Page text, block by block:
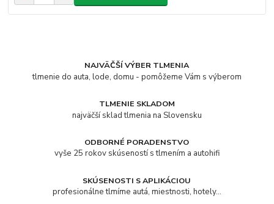
NAJVÄČŠÍ VÝBER TLMENIA
tlmenie do auta, lode, domu - pomôžeme Vám s výberom
TLMENIE SKLADOM
najväčší sklad tlmenia na Slovensku
ODBORNÉ PORADENSTVO
vyše 25 rokov skúseností s tlmením a autohifi
SKÚSENOSTI S APLIKÁCIOU
profesionálne tlmíme autá, miestnosti, hotely...